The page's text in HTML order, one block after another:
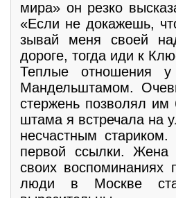
мира» он резко
«Если не докажешь,
зывай меня своей
дороге, тогда иди к
Теплые отношения
Мандельштамом.
стержень позволял
штама я встречала на
несчастным
первой ссылки.
своих воспоми­наниях
люди в Москве